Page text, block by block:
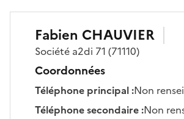
Fabien CHAUVIER
Société a2di 71 (71110)
Coordonnées
Téléphone principal:Non
Téléphone secondaire:Non